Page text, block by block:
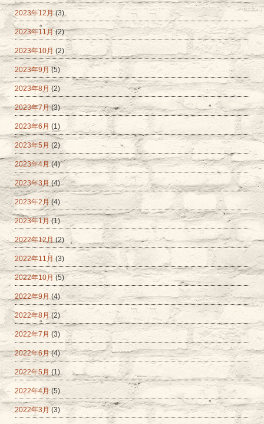
2023年12月(3)
2023年11月(2)
2023年10月 (2)
2023年9月 (5)
2023年8月 (2)
2023年7月(3)
2023年6月 (1)
2023年5月 (2)
2023年4月(4)
2023年3月 (4)
2023年2月 (4)
2023年1月(1)
2022年12月 (2)
2022年11月 (3)
2022年10月 (5)
2022年9月(4)
2022年8月(2)
2022年7月 (3)
2022年6月(4)
2022年5月 (1)
2022年4月(5)
2022年3月(3)